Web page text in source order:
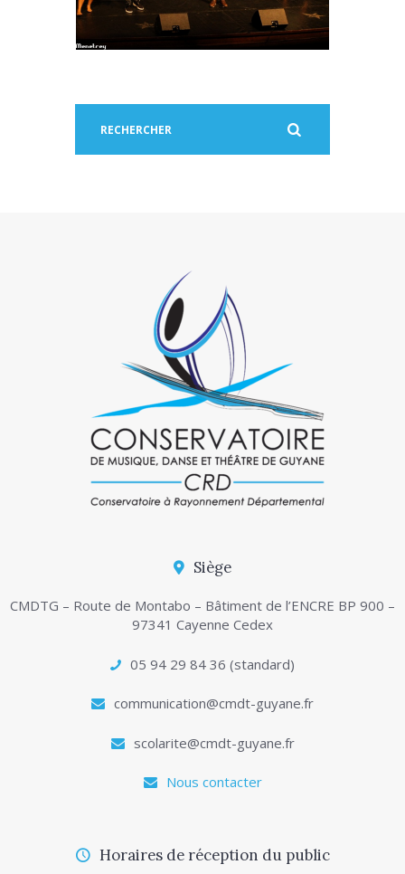
Siège
CMDTG – Route de Montabo – Bâtiment de l’ENCRE BP 900 –
97341 Cayenne Cedex
05 94 29 84 36 (standard)
communication@cmdt-guyane.fr
scolarite@cmdt-guyane.fr
Nous contacter
Horaires de réception du public